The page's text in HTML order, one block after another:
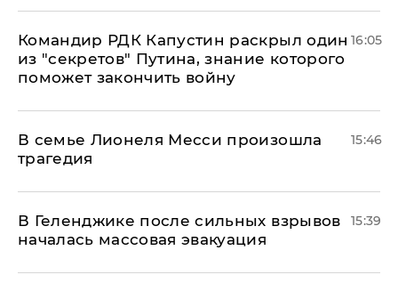
Командир РДК Капустин раскрыл один
из "секретов" Путина, знание которого
поможет закончить войну
16:05
В семье Лионеля Месси произошла
трагедия
15:46
В Геленджике после сильных взрывов
началась массовая эвакуация
15:39